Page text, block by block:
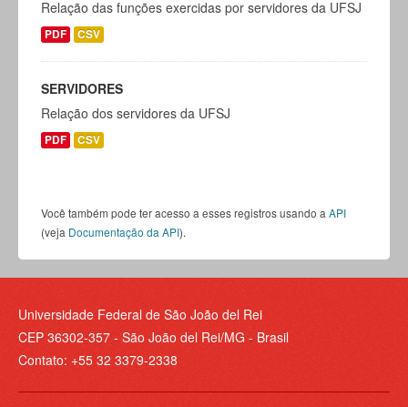
Relação das funções exercidas por servidores da UFSJ
PDF CSV
SERVIDORES
Relação dos servidores da UFSJ
PDF CSV
Você também pode ter acesso a esses registros usando a API
(veja Documentação da API).
Universidade Federal de São João del Rei
CEP 36302-357 - São João del Rei/MG - Brasil
Contato: +55 32 3379-2338